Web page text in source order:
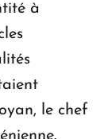
à
le chef